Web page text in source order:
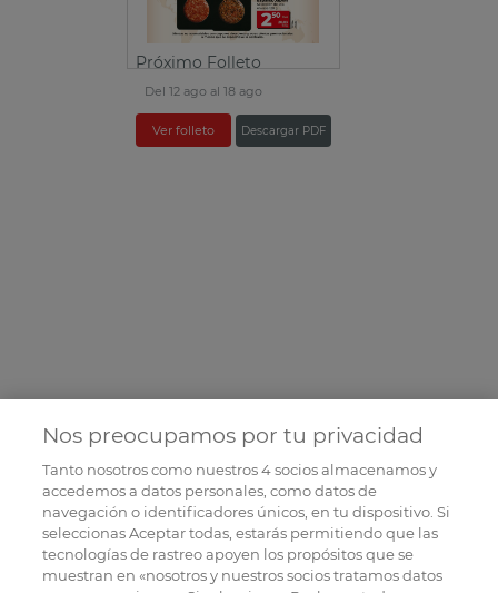
Próximo Folleto
Del 12 ago al 18 ago
Ver folleto Descargar PDF
Nos preocupamos por tu privacidad
Tanto nosotros como nuestros4socios almacenamos y
accedemos a datos personales, como datos de
navegación o identificadores únicos, en tu dispositivo. Si
seleccionas Aceptar todas, estarás permitiendo que las
tecnologías de rastreo apoyen los propósitos que se
muestran en «nosotros y nuestros socios tratamos datos